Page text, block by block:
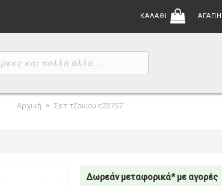
ΚΑΛΑΘΙ
Αρχική Σετ τζακιού c23757
Δωρεάν μεταφορικά* με αγορές